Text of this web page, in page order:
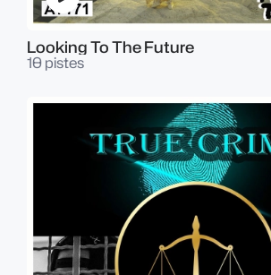
Looking To The Future
10 pistes